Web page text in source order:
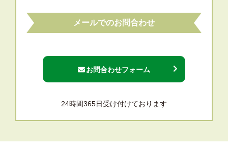
メールでのお問合わせ
お問合わせフォーム
24時間365日受け付けております